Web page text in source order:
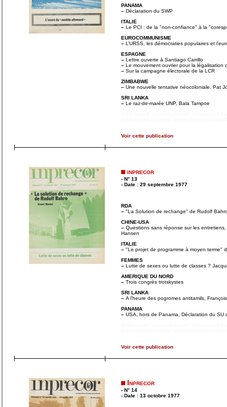
PANAMA
– Déclaration du SWP
ITALIE
– Le PCI : de la "non-confiance" à la
EUROCOMMUNISME
– L’URSS, les démocraties populaires et
ESPAGNE
– Lettre ouverte à Santiago Carrillo
– Le mouvement ouvrier pour la légalisation
– Sur la campagne électorale de la LCR
ZIMBABWE
– Une nouvelle tentative néocoloniale, Pat
SRI LANKA
– Le raz-de-marée UNP, Bala Tampoe
Voir cette publication
inprecor
- N° 13
- Date : 29 septembre 1977
RDA
– "La Solution de rechange" de Rudolf
CHINE-USA
– Questions sans réponse sur les
Hansen
ITALIE
– "Le projet de programme à moyen terme"
FEMMES
– Lutte de sexes ou lutte de classes ?
AMERIQUE DU NORD
– Trois congrès trotskystes
SRI LANKA
– A l’heure des pogromes antitamils,
PANAMA
– USA, hors de Panama, Déclaration du SU
Voir cette publication
Inprecor
- N° 14
- Date : 13 octobre 1977